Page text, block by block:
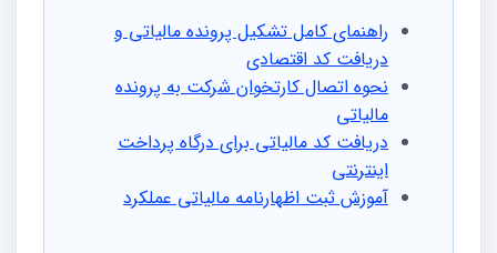
راهنمای کامل تشکیل پرونده مالیاتی و
دریافت کد اقتصادی
نحوه اتصال کارتخوان شرکت به پرونده
مالیاتی
دریافت کد مالیاتی برای درگاه پرداخت
اینترنتی
آموزش ثبت اظهارنامه مالیاتی عملکرد